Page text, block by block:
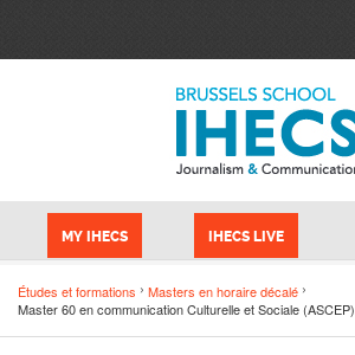
MY IHECS IHECS LIVE
Études et formations
Masters en horaire décalé
Master 60 en communication Culturelle et Sociale (ASCEP)